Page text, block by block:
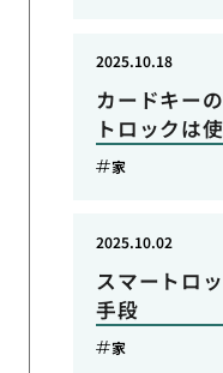
カードキー
トロックは
2025.10.18
家
スマートロ
手段
2025.10.02
家